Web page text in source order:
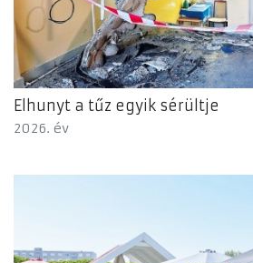
Elhunyt a tűz egyik sérültje
2026. év